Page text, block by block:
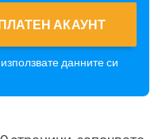
АКАУНТ
използвате данните си